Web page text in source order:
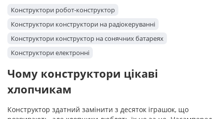
Конструктори робот-конструктор
Конструктори конструктори на радіокеруванні
Конструктори конструктор на сонячних батареях
Конструктори електронні
Чому конструктори цікаві
хлопчикам
Конструктор здатний замінити з десяток іграшок, що